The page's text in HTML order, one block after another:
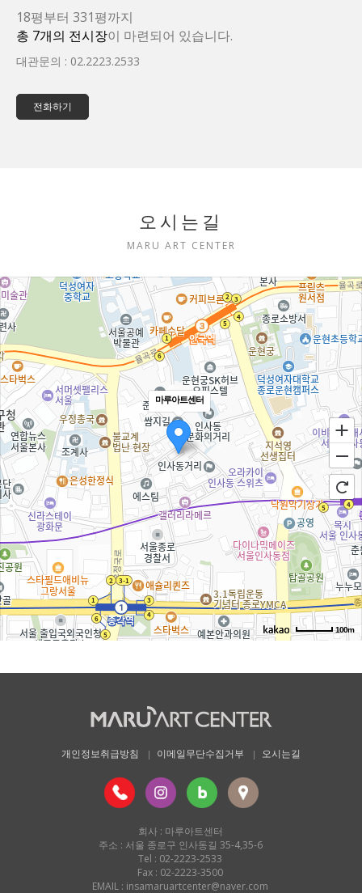
18평부터 331평까지
총 7개의 전시장이 마련되어 있습니다.
대관문의 : 02.2223.2533
전화하기
오시는길
MARU ART CENTER
마루아트센터
100m
개인정보취급방침 이메일무단수집거부 오시는길
회사 : 마루아트센터
주소 : 서울 종로구 인사동길 35-4,35-6
Tel : 02-2223-2533
Fax : 02-2223-3500
EMAIL : insamaruartcenter@naver.com